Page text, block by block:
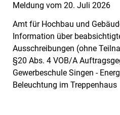
Meldung vom 20. Juli 2026
Amt für Hochbau und
Information über
Ausschreibungen (ohne
§20 Abs. 4 VOB/A
Gewerbeschule Singen -
Beleuchtung im Treppenhaus